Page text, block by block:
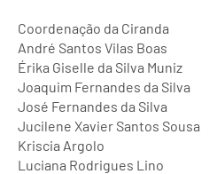
Coordenação da Ciranda
André Santos Vilas Boas
Érika Giselle da Silva Muniz
Joaquim Fernandes da Silva
José Fernandes da Silva
Jucilene Xavier Santos Sousa
Kriscia Argolo
Luciana Rodrigues Lino